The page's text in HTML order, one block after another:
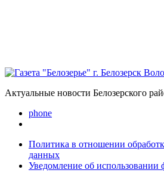
Актуальные новости Белозерского
phone
Политика в отношении
данных
Уведомление об использовании